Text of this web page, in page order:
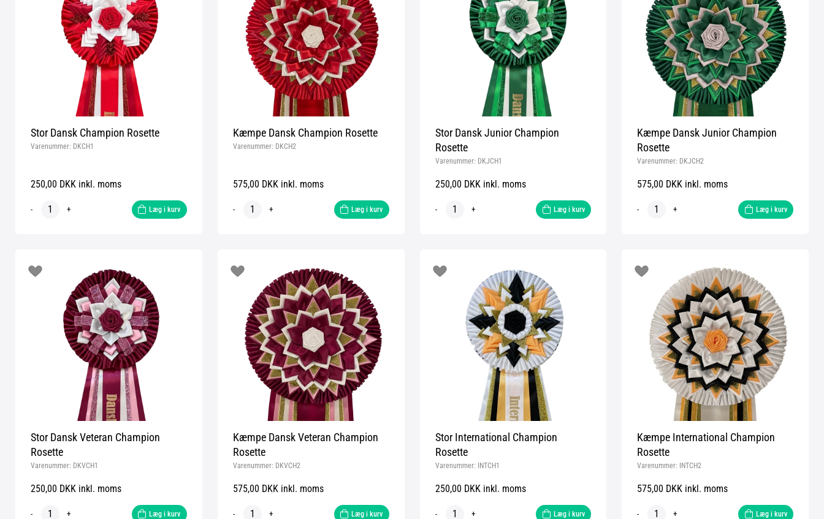
Stor Dansk Champion Rosette
Varenummer: DKCH1
250,00 DKK inkl. moms
- + Læg i kurv
Kæmpe Dansk Champion Rosette
Varenummer: DKCH2
575,00 DKK inkl. moms
- + Læg i kurv
Stor Dansk Junior Champion
Rosette
Varenummer: DKJCH1
250,00 DKK inkl. moms
- + Læg i kurv
Kæmpe Dansk Junior Champion
Rosette
Varenummer: DKJCH2
575,00 DKK inkl. moms
- + Læg i kurv
Stor Dansk Veteran Champion
Rosette
Varenummer: DKVCH1
250,00 DKK inkl. moms
- + Læg i kurv
Kæmpe Dansk Veteran Champion
Rosette
Varenummer: DKVCH2
575,00 DKK inkl. moms
- + Læg i kurv
Stor International Champion
Rosette
Varenummer: INTCH1
250,00 DKK inkl. moms
- + Læg i kurv
Kæmpe International Champion
Rosette
Varenummer: INTCH2
575,00 DKK inkl. moms
- + Læg i kurv